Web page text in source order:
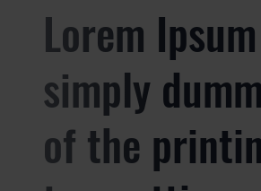
Lorem
simply
of the